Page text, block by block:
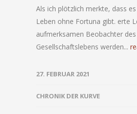
Als ich plötzlich merkte, dass
Leben ohne Fortuna gibt. erte
aufmerksamen Beobachter
Gesellschaftslebens werden...
27. FEBRUAR 2021
CHRONIK DER KURVE